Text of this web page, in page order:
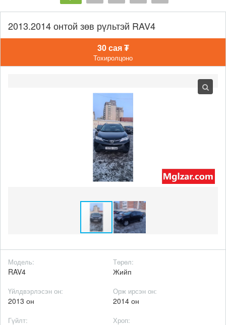
2013.2014 онтой зөв рүльтэй RAV4
30 сая ₮
Тохиролцоно
Модель:
RAV4
Төрөл:
Жийп
Үйлдвэрлэсэн он:
2013 он
Орж ирсэн он:
2014 он
Гүйлт: Хроп: